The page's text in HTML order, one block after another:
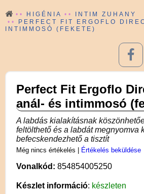
HIGÉNIA
INTIM ZUHANY
PERFECT FIT ERGOFLO
INTIMMOSÓ (FEKETE)
Perfect Fit Ergoflo
anál- és intimmosó
A labdás kialakításnak
feltölthető és a labdát megnyomva
befecskendezhető a tisztít
Még nincs értékelés Értékelés beküldése
Vonalkód: 854854005250
Készlet információ: készleten